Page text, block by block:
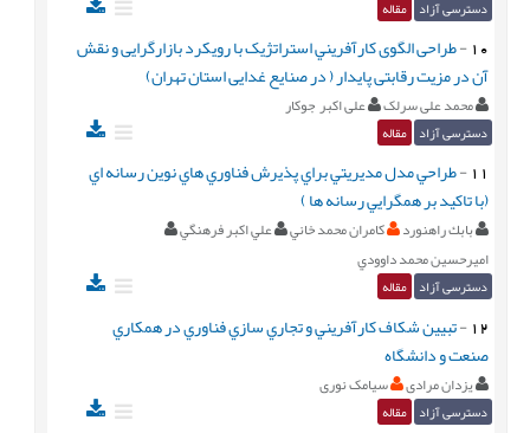
دسترسی آزاد مقاله
10
-طراحی الگوی كارآفريني استراتژیک با رویکرد بازارگرایی و نقش
آن در مزیت رقابتی پایدار ( در صنایع غدایی استان تهران)
محمد علی سرلک علی اکبر جوکار
دسترسی آزاد مقاله
11
-طراحي مدل مديريتي براي پذيرش فناوري هاي نوين رسانه اي
(با تاكيد بر همگرايي رسانه ها )
بابك راهنورد كامران محمد خاني
علي اكبر فرهنگي
اميرحسين محمد داوودي
دسترسی آزاد مقاله
12
-تبيين شکاف کارآفريني و تجاري سازي فناوري در همکاري
صنعت و دانشگاه
یزدان مرادی سیامک نوری
دسترسی آزاد مقاله